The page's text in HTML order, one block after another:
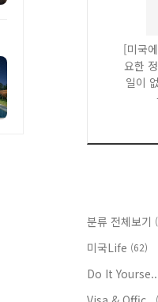
[미국
요한
일이
분류 전체보기
미국Life (62)
Do It Yourse..